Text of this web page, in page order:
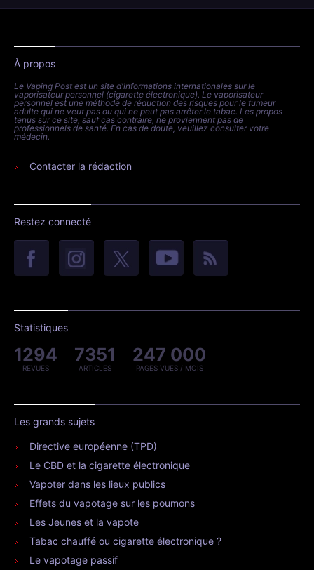
À propos
Le Vaping Post est un site d'informations internationales sur le
vaporisateur personnel (cigarette électronique). Le vaporisateur
personnel est une méthode de réduction des risques pour le fumeur
adulte qui ne veut pas ou qui ne peut pas arrêter le tabac. Les propos
tenus sur ce site, sauf cas contraire, ne proviennent pas de
professionnels de santé. En cas de doute, veuillez consulter votre
médecin.
Contacter la rédaction
Restez connecté
Statistiques
1294
REVUES
7351
ARTICLES
247 000
PAGES VUES / MOIS
Les grands sujets
Directive européenne (TPD)
Le CBD et la cigarette électronique
Vapoter dans les lieux publics
Effets du vapotage sur les poumons
Les Jeunes et la vapote
Tabac chauffé ou cigarette électronique ?
Le vapotage passif